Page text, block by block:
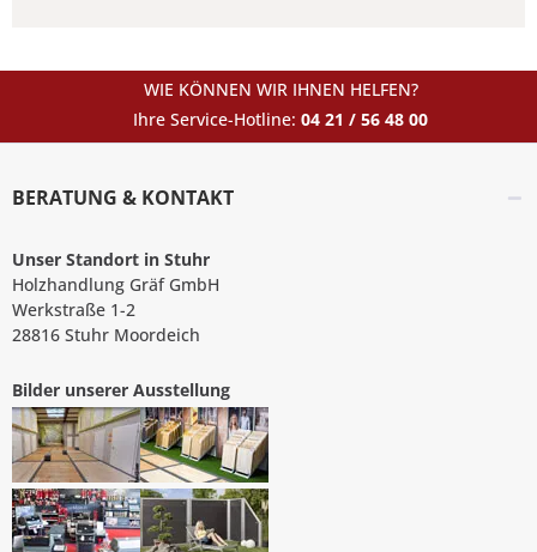
WIE KÖNNEN WIR IHNEN HELFEN?
Ihre Service-Hotline: 04 21 / 56 48 00
BERATUNG & KONTAKT
Unser Standort in Stuhr
Holzhandlung Gräf GmbH
Werkstraße 1-2
28816 Stuhr Moordeich
Bilder unserer Ausstellung